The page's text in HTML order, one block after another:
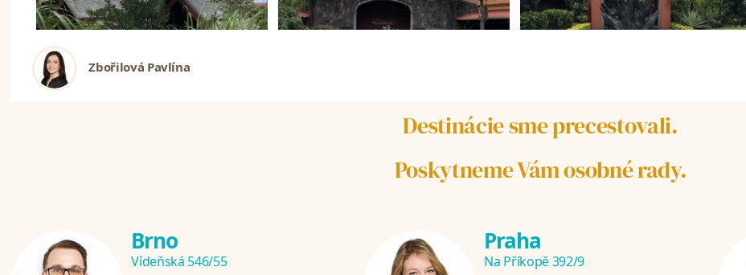
Zbořilová Pavlína
Destinácie sme precestovali.
Poskytneme Vám osobné rady.
Brno
Vídeňská 546/55
Praha
Na Příkopě 392/9